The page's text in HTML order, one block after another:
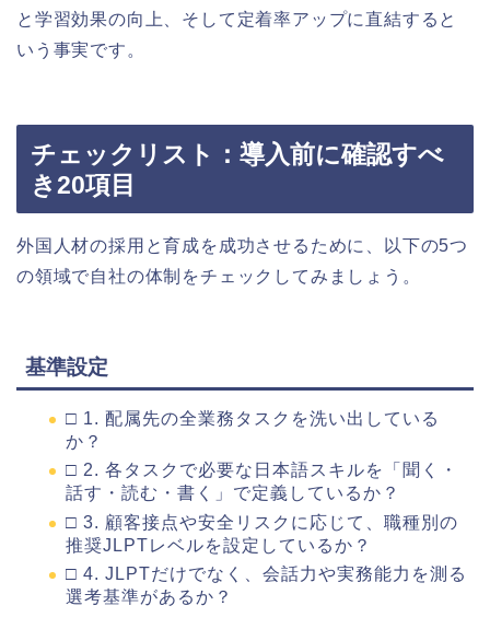
と学習効果の向上、そして定着率アップに直結すると
いう事実です。
チェックリスト：導入前に確認すべ
き20項目
外国人材の採用と育成を成功させるために、以下の5つ
の領域で自社の体制をチェックしてみましょう。
基準設定
□ 1. 配属先の全業務タスクを洗い出している
か？
□ 2. 各タスクで必要な日本語スキルを「聞く・
話す・読む・書く」で定義しているか？
□ 3. 顧客接点や安全リスクに応じて、職種別の
推奨JLPTレベルを設定しているか？
□ 4. JLPTだけでなく、会話力や実務能力を測る
選考基準があるか？